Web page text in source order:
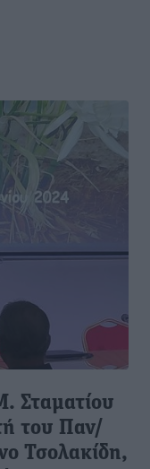
Σταματίου
του Παν/
Τσολακίδη,